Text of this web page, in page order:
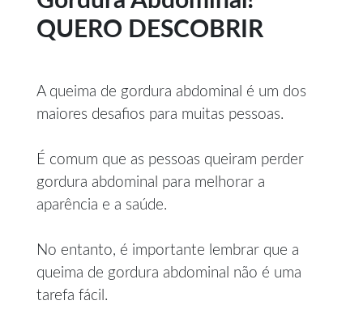
QUERO DESCOBRIR
A queima de gordura abdominal é um dos
maiores desafios para muitas pessoas.
É comum que as pessoas queiram perder
gordura abdominal para melhorar a
aparência e a saúde.
No entanto, é importante lembrar que a
queima de gordura abdominal não é uma
tarefa fácil.